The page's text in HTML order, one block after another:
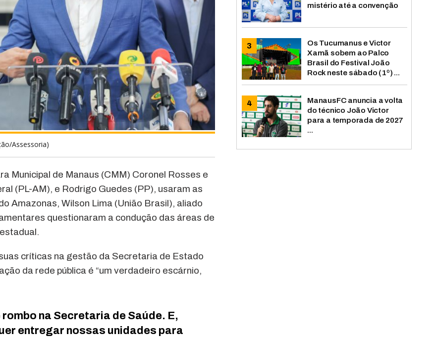
Assessoria)
Municipal de Manaus (CMM) Coronel Rosses e
(PL-AM), e Rodrigo Guedes (PP), usaram as
Amazonas, Wilson Lima (União Brasil), aliado
questionaram a condução das áreas de
críticas na gestão da Secretaria de Estado
da rede pública é “um verdadeiro escárnio,
rombo na Secretaria de Saúde. E,
entregar nossas unidades para
mistério até a convenção
Os Tucumanus e Victor
Xamã sobem ao Palco
Brasil do Festival João
Rock neste sábado (1º) ...
ManausFC anuncia a volta
do técnico João Victor
para a temporada de 2027
...